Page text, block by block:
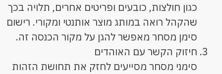
כגון חולצות, כובעים ופריטים אחרים, תלויה בכך
שהקהל רואה במותג מוצר אותנטי ומקורי. רישום
סימן מסחר מאפשר להגן על מקור הכנסה זה.
חיזוק הקשר עם האוהדים
סימני מסחר מסייעים לחזק את תחושת הזהות